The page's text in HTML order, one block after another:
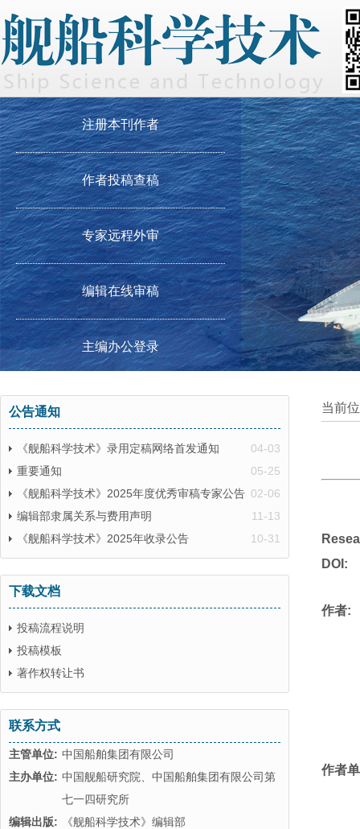
注册本刊作者
作者投稿查稿
专家远程外审
编辑在线审稿
主编办公登录
公告通知
04-03
《舰船科学技术》录用定稿网络首发通知
05-25
重要通知
02-06
《舰船科学技术》2025年度优秀审稿专家公告
11-13
编辑部隶属关系与费用声明
10-31
《舰船科学技术》2025年收录公告
下载文档
投稿流程说明
投稿模板
著作权转让书
联系方式
主管单位: 中国船舶集团有限公司
主办单位: 中国舰船研究院、中国船舶集团有限公司第
七一四研究所
编辑出版:
《舰船科学技术》编辑部
当前
DOI:
作者:
作者